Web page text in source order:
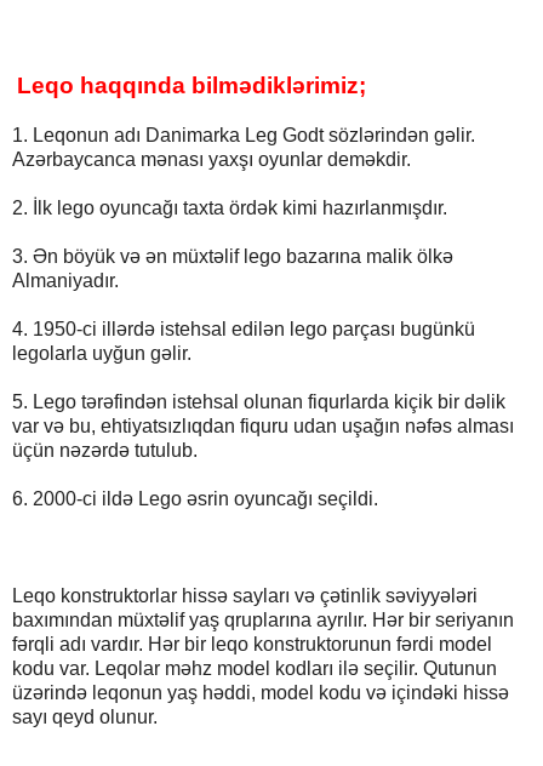
Leqo haqqında bilmədiklərimiz;
1. Leqonun adı Danimarka Leg Godt sözlərindən gəlir.
Azərbaycanca mənası yaxşı oyunlar deməkdir.
2. İlk lego oyuncağı taxta ördək kimi hazırlanmışdır.
3. Ən böyük və ən müxtəlif lego bazarına malik ölkə
Almaniyadır.
4. 1950-ci illərdə istehsal edilən lego parçası bugünkü
legolarla uyğun gəlir.
5. Lego tərəfindən istehsal olunan fiqurlarda kiçik bir dəlik
var və bu, ehtiyatsızlıqdan fiquru udan uşağın nəfəs alması
üçün nəzərdə tutulub.
6. 2000-ci ildə Lego əsrin oyuncağı seçildi.
Leqo konstruktorlar hissə sayları və çətinlik səviyyələri
baxımından müxtəlif yaş qruplarına ayrılır. Hər bir seriyanın
fərqli adı vardır. Hər bir leqo konstruktorunun fərdi model
kodu var. Leqolar məhz model kodları ilə seçilir. Qutunun
üzərində leqonun yaş həddi, model kodu və içindəki hissə
sayı qeyd olunur.